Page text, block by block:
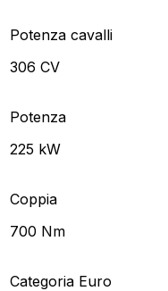
Potenza cavalli
306 CV
Potenza
225 kW
Coppia
700 Nm
Categoria Euro